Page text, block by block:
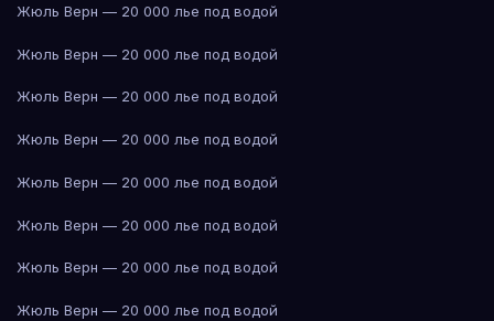
Жюль Верн — 20 000 лье под водой
Жюль Верн — 20 000 лье под водой
Жюль Верн — 20 000 лье под водой
Жюль Верн — 20 000 лье под водой
Жюль Верн — 20 000 лье под водой
Жюль Верн — 20 000 лье под водой
Жюль Верн — 20 000 лье под водой
Жюль Верн — 20 000 лье под водой